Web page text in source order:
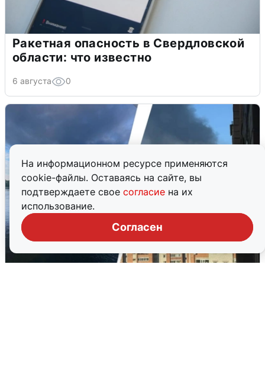
На информационном ресурсе применяются
cookie-файлы. Оставаясь на сайте, вы
подтверждаете свое согласие на их
использование.
Согласен
Ракетная опасность в Свердловской
области: что известно
6 августа 0